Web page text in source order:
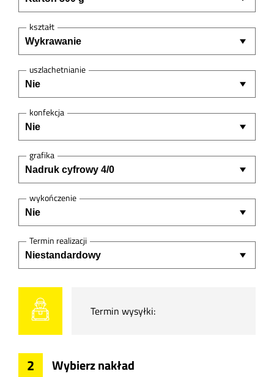
kształt
uszlachetnianie
konfekcja
grafika
wykończenie
Termin realizacji
Termin wysyłki:
2 Wybierz nakład